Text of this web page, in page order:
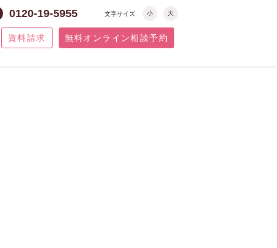
0120-19-5955 文字サイズ 小 大
資料請求 無料オンライン相談予約